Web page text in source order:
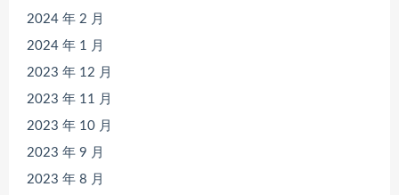
2024 年 2 月
2024 年 1 月
2023 年 12 月
2023 年 11 月
2023 年 10 月
2023 年 9 月
2023 年 8 月